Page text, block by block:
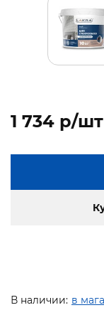
1 734 p/шт
В наличии: в